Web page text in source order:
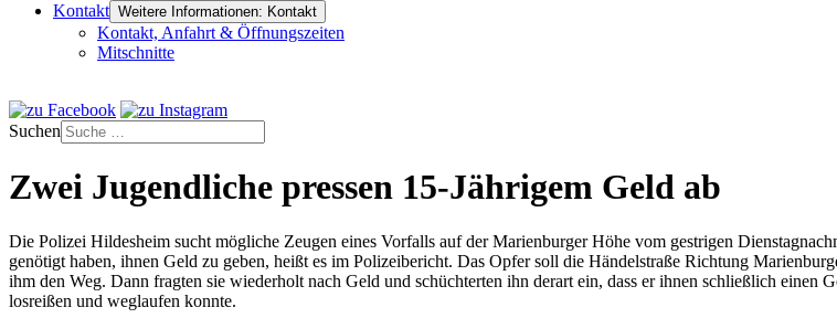
Kontakt Weitere Informationen: Kontakt
Kontakt, Anfahrt & Öffnungszeiten
Mitschnitte
Suchen
Zwei Jugendliche pressen 15-Jährigem Geld ab
Die Polizei Hildesheim sucht mögliche Zeugen eines Vorfalls auf der Marienburger Höhe vom gestrigen
genötigt haben, ihnen Geld zu geben, heißt es im Polizeibericht. Das Opfer soll die Händelstraße Richtung
ihm den Weg. Dann fragten sie wiederholt nach Geld und schüchterten ihn derart ein, dass er ihnen schließlich einen
losreißen und weglaufen konnte.